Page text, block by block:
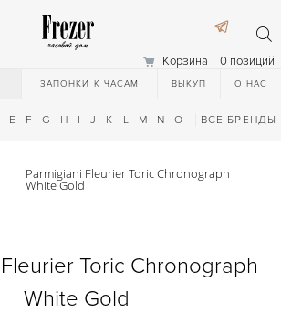
Корзина 0 позиций
ЗАПОНКИ К ЧАСАМ ВЫКУП О НАС
E F G H I J K L M N O Q R S T
ВСЕ БРЕНДЫ
Parmigiani Fleurier Toric Chronograph
White Gold
Toric Chronograph
White Gold